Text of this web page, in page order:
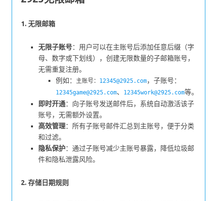
1. 无限邮箱
无限子账号：用户可以在主账号后添加任意后缀（字
母、数字或下划线），创建无限数量的子邮箱账号，
无需重复注册。
例如：
主账号： 12345@2925.com，子账号：
12345game@2925.com、 12345work@2925.com等。
即时开通：向子账号发送邮件后，系统自动激活该子
账号，无需额外设置。
高效管理：所有子账号邮件汇总到主账号，便于分类
和过滤。
隐私保护：通过子账号减少主账号暴露，降低垃圾邮
件和隐私泄露风险。
2. 存储日期规则